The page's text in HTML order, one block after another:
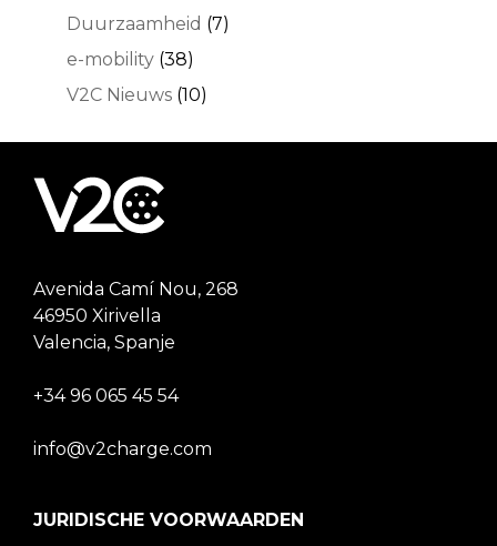
Duurzaamheid (7)
e-mobility (38)
V2C Nieuws (10)
Avenida Camí Nou, 268
46950 Xirivella
Valencia, Spanje
+34 96 065 45 54
info@v2charge.com
JURIDISCHE VOORWAARDEN